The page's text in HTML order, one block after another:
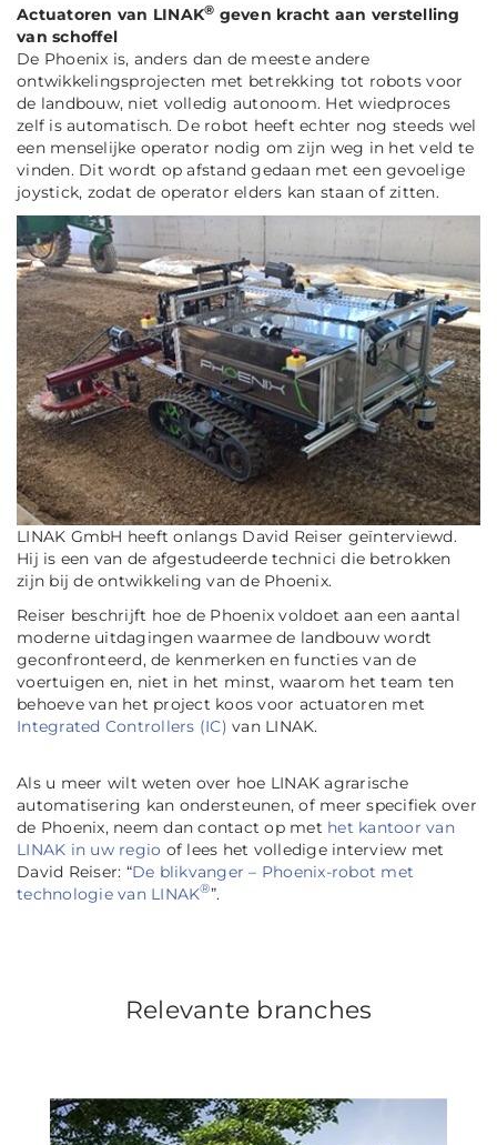
Actuatoren van LINAK® geven kracht aan verstelling
van schoffel
De Phoenix is, anders dan de meeste andere
ontwikkelingsprojecten met betrekking tot robots voor
de landbouw, niet volledig autonoom. Het wiedproces
zelf is automatisch. De robot heeft echter nog steeds wel
een menselijke operator nodig om zijn weg in het veld te
vinden. Dit wordt op afstand gedaan met een gevoelige
joystick, zodat de operator elders kan staan of zitten.
LINAK GmbH heeft onlangs David Reiser geïnterviewd.
Hij is een van de afgestudeerde technici die betrokken
zijn bij de ontwikkeling van de Phoenix.
Reiser beschrijft hoe de Phoenix voldoet aan een aantal
moderne uitdagingen waarmee de landbouw wordt
geconfronteerd, de kenmerken en functies van de
voertuigen en, niet in het minst, waarom het team ten
behoeve van het project koos voor actuatoren met
Integrated Controllers (IC) van LINAK.
Als u meer wilt weten over hoe LINAK agrarische
automatisering kan ondersteunen, of meer specifiek over
de Phoenix, neem dan contact op met het kantoor van
LINAK in uw regio of lees het volledige interview met
David Reiser: “De blikvanger – Phoenix-robot met
technologie van LINAK®”.
Relevante branches